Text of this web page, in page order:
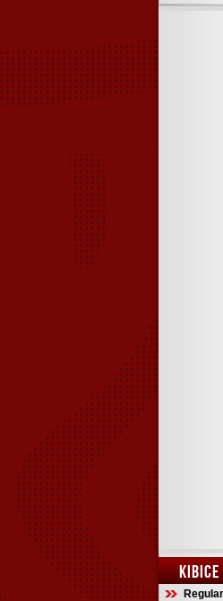
KIBICE